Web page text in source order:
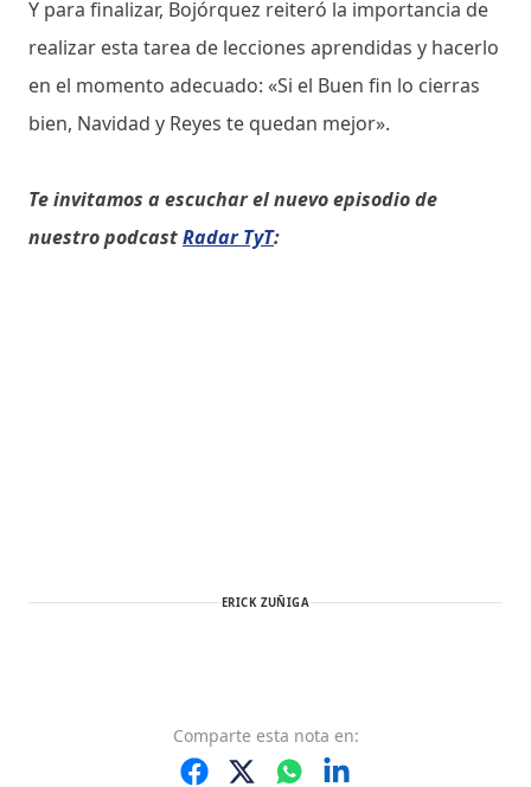
Y para finalizar, Bojórquez reiteró la importancia de
realizar esta tarea de lecciones aprendidas y hacerlo
en el momento adecuado: «Si el Buen fin lo cierras
bien, Navidad y Reyes te quedan mejor».
Te invitamos a escuchar el nuevo episodio de
nuestro podcastRadar TyT:
ERICK ZUÑIGA
Comparte esta nota en: